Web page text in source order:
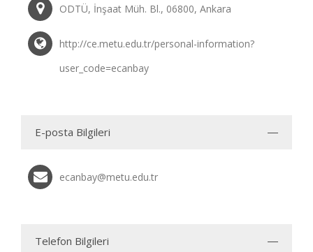
ODTÜ, İnşaat Müh. Bl., 06800, Ankara
http://ce.metu.edu.tr/personal-information?
user_code=ecanbay
E-posta Bilgileri
ecanbay@metu.edu.tr
Telefon Bilgileri